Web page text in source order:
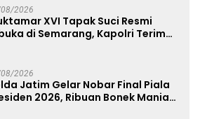
2026
XVI Tapak Suci Resmi
di Semarang, Kapolri Terima
2026
Jatim Gelar Nobar Final Piala
2026, Ribuan Bonek Mania